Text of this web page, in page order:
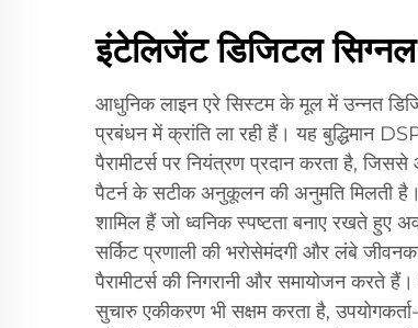
इंटेलिजेंट डिजिटल
आधुनिक लाइन एरे सिस्टम के मूल में उन्नत
प्रबंधन में क्रांति ला रही हैं। यह बुद्धिमान
पैरामीटर्स पर नियंत्रण प्रदान करता है,
पैटर्न के सटीक अनुकूलन की अनुमति मिलती है।
शामिल हैं जो ध्वनिक स्पष्टता बनाए रखते हुए
सर्किट प्रणाली की भरोसेमंदगी और लंबे
पैरामीटर्स की निगरानी और समायोजन करते
सुचारु एकीकरण भी सक्षम करता है,